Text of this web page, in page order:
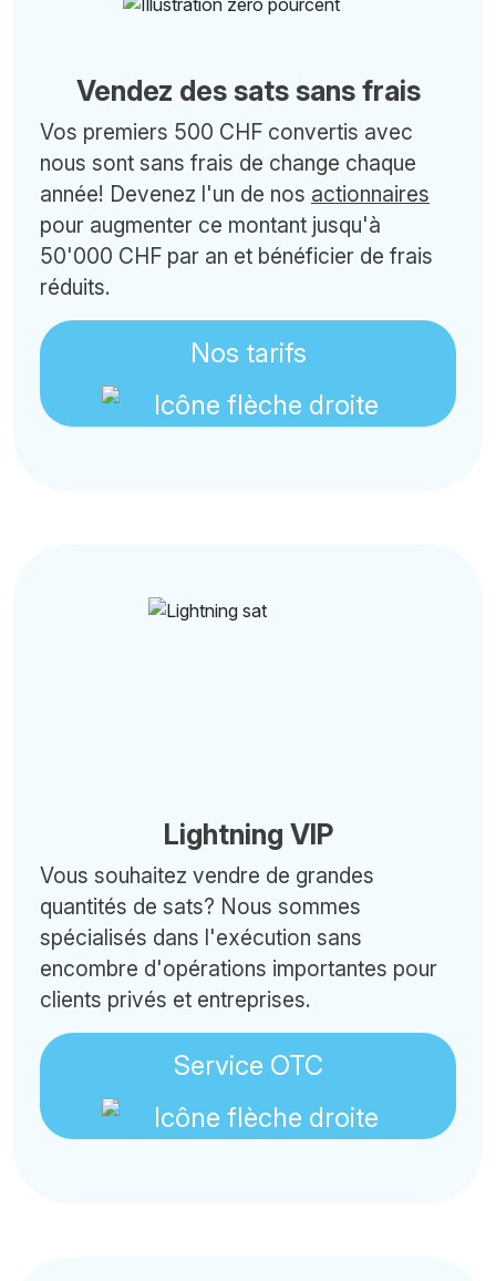
Vendez des sats sans frais
Vos premiers 500 CHF convertis avec
nous sont sans frais de change chaque
année! Devenez l'un de nos actionnaires
pour augmenter ce montant jusqu'à
50'000 CHF par an et bénéficier de frais
réduits.
Nos tarifs
Lightning VIP
Vous souhaitez vendre de grandes
quantités de sats? Nous sommes
spécialisés dans l'exécution sans
encombre d'opérations importantes pour
clients privés et entreprises.
Service OTC